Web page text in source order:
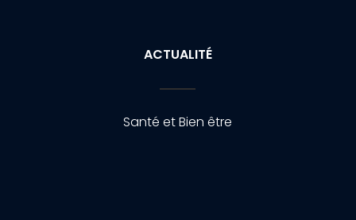
ACTUALITÉ
Santé et Bien être